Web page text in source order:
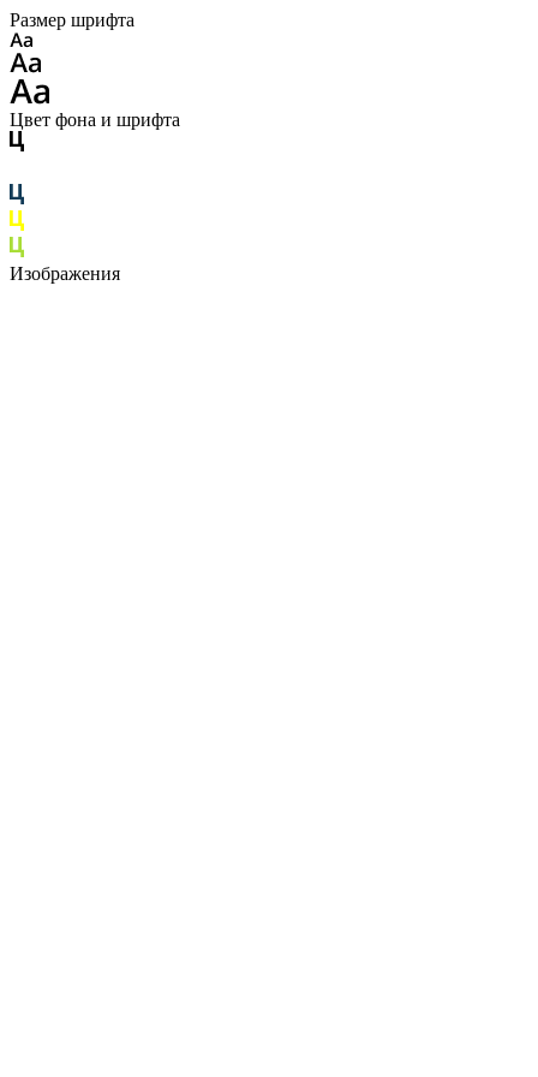
Размер шрифта
Цвет фона и шрифта
Изображения